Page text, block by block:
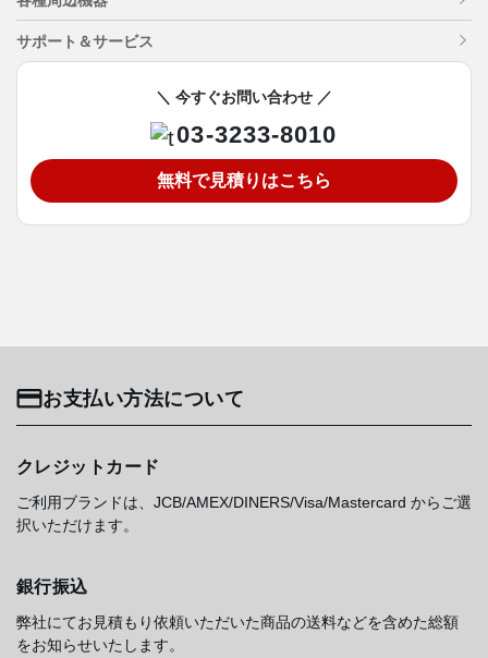
サポート＆サービス
＼ 今すぐお問い合わせ ／
03-3233-8010
無料で見積りはこちら
お支払い方法について
クレジットカード
ご利用ブランドは、JCB/AMEX/DINERS/Visa/Mastercard からご選
択いただけます。
銀行振込
弊社にてお見積もり依頼いただいた商品の送料などを含めた総額
をお知らせいたします。